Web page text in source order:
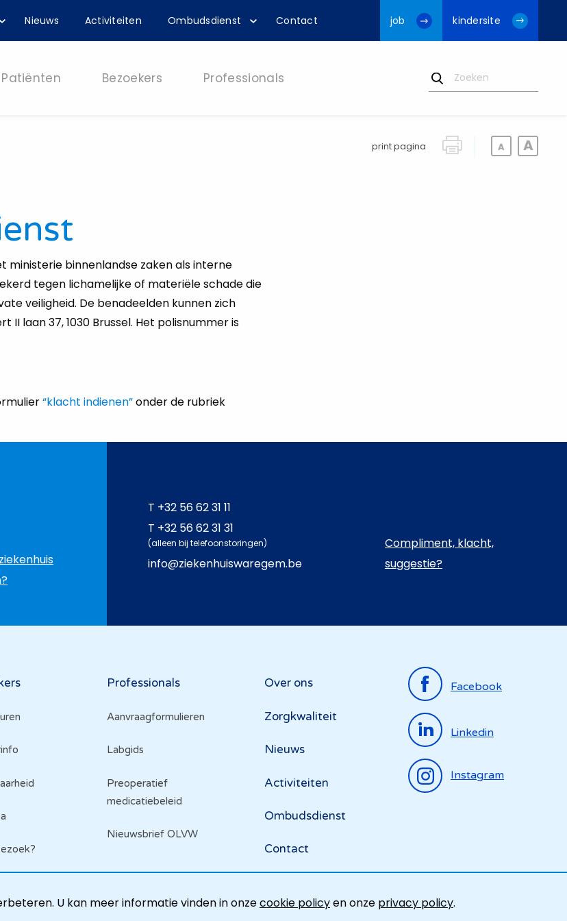
U kan meer informatie vinden in onzecookie policyen onze privacy policy.
Nieuws Activiteiten Ombudsdienst Contact job kindersite
Patiënten Bezoekers Professionals
print pagina
ministerie binnenlandse zaken als interne
tegen lichamelijke of materiële schade die
veiligheid. De benadeelden kunnen zich
II laan 37, 1030 Brussel. Het polisnummer is
“klacht indienen”onder de rubriek
T +32 56 62 31 11
T +32 56 62 31 31
(alleen bij telefoonstoringen)
info@ziekenhuiswaregem.be
Compliment, klacht,
suggestie?
Professionals
Aanvraagformulieren
Labgids
Preoperatief
medicatiebeleid
Nieuwsbrief OLVW
Top
menu
Over ons
Zorgkwaliteit
Nieuws
Activiteiten
Ombudsdienst
Contact
Facebook
Linkedin
Instagram